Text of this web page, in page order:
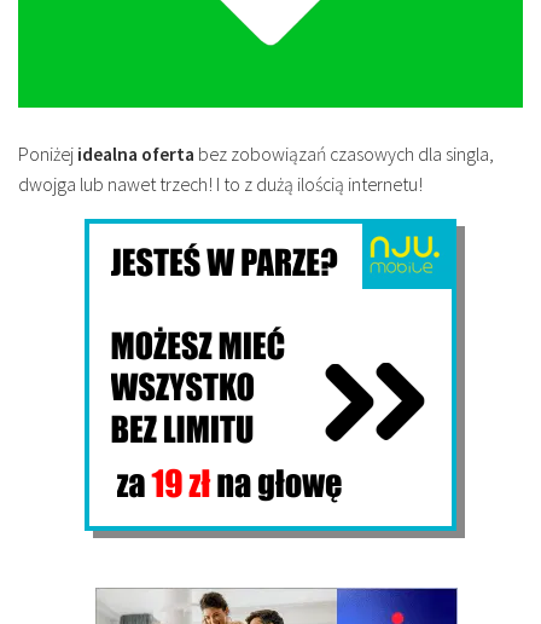
Poniżej idealna oferta bez zobowiązań czasowych dla singla,
dwojga lub nawet trzech! I to z dużą ilością internetu!